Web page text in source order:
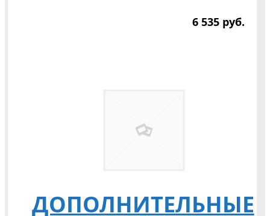
6 535 руб.
ДОПОЛНИТЕЛЬНЫЕ